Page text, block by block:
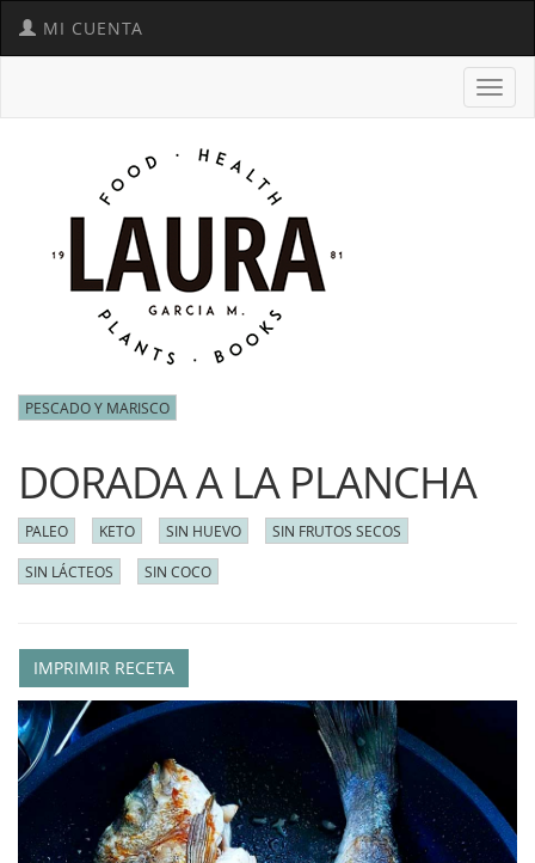
MI CUENTA
PESCADO Y MARISCO
DORADA A LA PLANCHA
PALEO KETO SIN HUEVO SIN FRUTOS SECOS
SIN LÁCTEOS SIN COCO
IMPRIMIR RECETA